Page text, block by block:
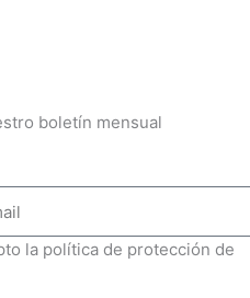
boletín mensual
la política de protección de